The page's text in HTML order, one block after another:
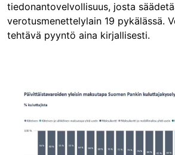
tiedonantovelvollisuus, josta
verotusmenettelylain 19 pykälässä.
tehtävä pyyntö aina kirjallisesti.
Image